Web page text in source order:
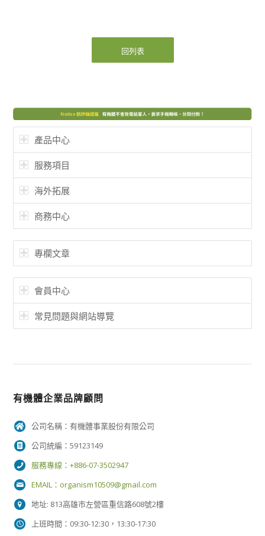
回列表
產品中心
服務項目
海外拓展
商務中心
專欄文章
會員中心
常見問題與網站導覽
有機體企業品牌顧問
公司名稱：有機體事業股份有限公司
公司統編：59123149
服務專線：+886-07-3502947
EMAIL： organism10509@gmail.com
地址: 813高雄市左營區重信路608號2樓
上班時間：09:30-12:30，13:30-17:30